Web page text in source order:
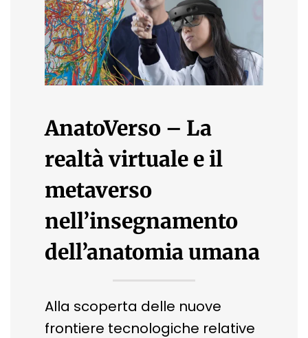
AnatoVerso – La
realtà virtuale e il
metaverso
nell’insegnamento
dell’anatomia umana
Alla scoperta delle nuove
frontiere tecnologiche relative